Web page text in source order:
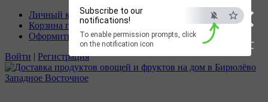
×
ESC
Subscribe to our
notifications!
To enable permission prompts, click
on the notification icon
Личный кабинет
Корзина покупок
Оформить заказ
Войти | Регистрация